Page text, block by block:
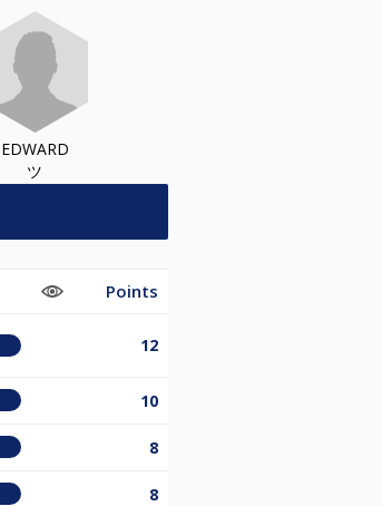
EDWARD
ツ
Points
12
10
8
8